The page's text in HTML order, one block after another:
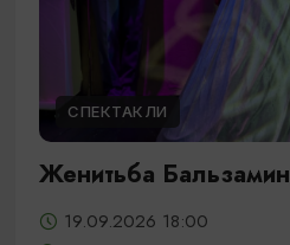
СПЕКТАКЛИ
Женитьба
19.09.2026 18:00